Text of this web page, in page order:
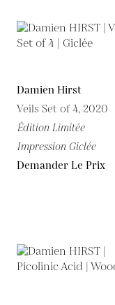
Damien Hirst
Veils Set of 4, 2020
Édition Limitée
Impression Giclée
Demander Le Prix